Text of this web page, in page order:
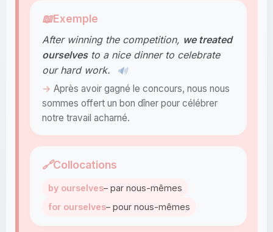
📖Exemple
After winning the competition, we treated
ourselvesto a nice dinner to celebrate
our hard work.
🔊
Après avoir gagné le concours, nous nous
sommes offert un bon dîner pour célébrer
notre travail acharné.
🔗Collocations
by ourselves– par nous-mêmes
for ourselves– pour nous-mêmes